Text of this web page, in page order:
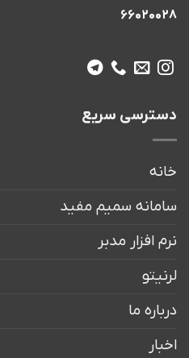
66020028
دسترسی سریع
خانه
سامانه سمیم مفید
نرم افزار مدبر
لرنیتو
درباره ما
اخبار